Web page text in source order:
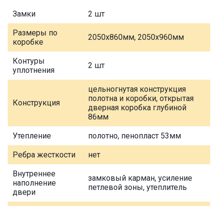
Замки 2 шт
Размеры по
коробке
2050х860мм, 2050х960мм
Контуры
уплотнения
2 шт
Конструкция
цельногнутая конструкция
полотна и коробки, открытая
дверная коробка глубиной
86мм
Утепление полотно, пенопласт 53мм
Ребра жесткости нет
Внутреннее
наполнение
двери
замковый карман, усиление
петлевой зоны, утеплитель